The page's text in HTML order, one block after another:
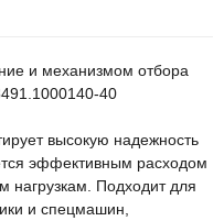
и механизмом отбора
40
высокую надежность
эффективным расходом
нагрузкам. Подходит для
и спецмашин,